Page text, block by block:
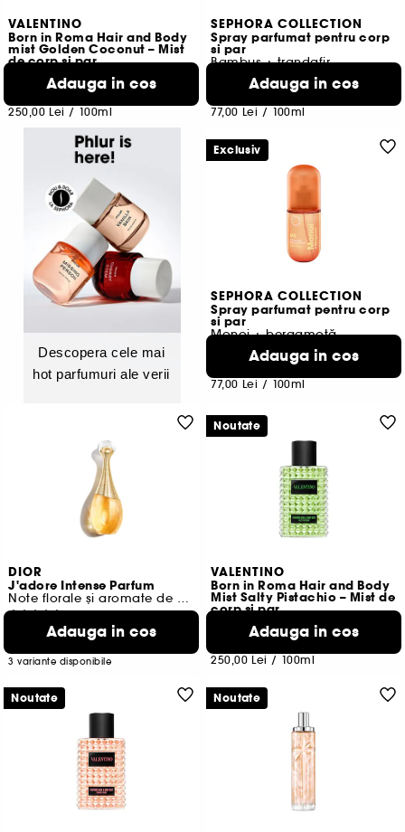
VALENTINO
Born in Roma Hair and Body
mist Golden Coconut – Mist
de corp si par
250,00 Lei / 100ml
Adauga in cos
SEPHORA COLLECTION
Spray parfumat pentru corp
si par
Bambus + trandafir
77,00 Lei / 100ml
Adauga in cos
Descopera cele mai
hot parfumuri ale verii
SEPHORA COLLECTION
Spray parfumat pentru corp
si par
Monoi + bergamotă
77,00 Lei / 100ml
Adauga in cos
Exclusiv
DIOR
J'adore Intense Parfum
Note florale și aromate de miere
1160
478,00 Lei
3 variante disponibile
Adauga in cos
VALENTINO
Born in Roma Hair and Body
Mist Salty Pistachio – Mist de
corp si par
250,00 Lei / 100ml
Adauga in cos
Noutate
Noutate Noutate